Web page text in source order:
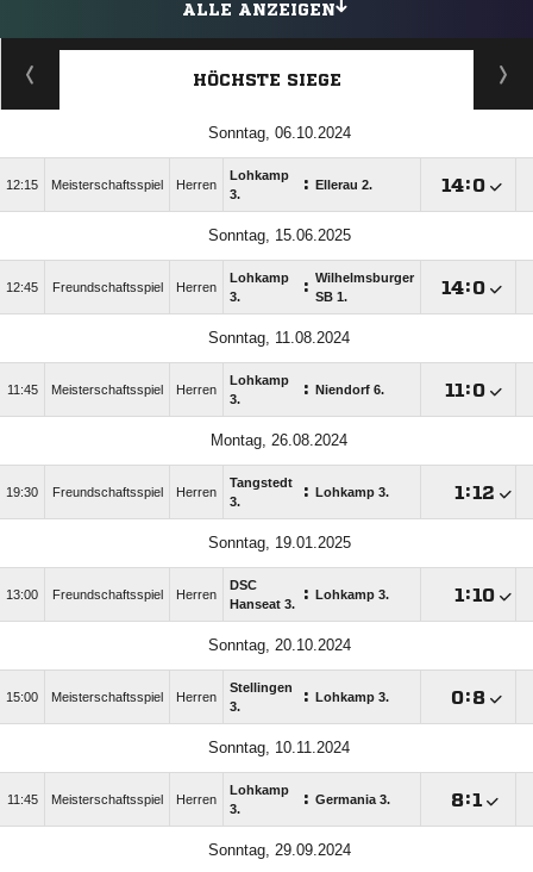
ALLE ANZEIGEN
HÖCHSTE SIEGE
Sonntag, 06.10.2024
12:15 Meisterschaftsspiel Herren
Lohkamp
3.
: Ellerau 2. :
Sonntag, 15.06.2025
12:45 Freundschaftsspiel Herren
Lohkamp
3.
: Wilhelmsburger
SB 1.
:
Sonntag, 11.08.2024
11:45 Meisterschaftsspiel Herren
Lohkamp
3.
: Niendorf 6. :
Montag, 26.08.2024
19:30 Freundschaftsspiel Herren
Tangstedt
3.
: Lohkamp 3. :
Sonntag, 19.01.2025
13:00 Freundschaftsspiel Herren
DSC
Hanseat 3.
: Lohkamp 3. :
Sonntag, 20.10.2024
15:00 Meisterschaftsspiel Herren
Stellingen
3.
: Lohkamp 3. :
Sonntag, 10.11.2024
11:45 Meisterschaftsspiel Herren
Lohkamp
3.
: Germania 3. :
Sonntag, 29.09.2024